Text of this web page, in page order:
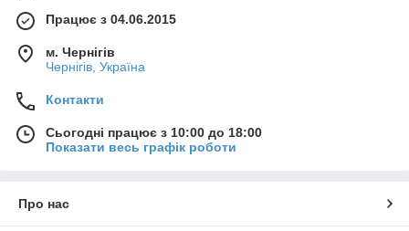
Працює з 04.06.2015
м. Чернігів
Чернігів, Україна
Контакти
Сьогодні працює з 10:00 до 18:00
Показати весь графік роботи
Про нас